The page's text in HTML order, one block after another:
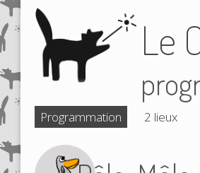
Le
Programmation 2 lieux